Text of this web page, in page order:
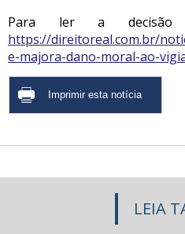
Para ler a decisão
https://direitoreal.com.br/
e-majora-dano-moral-ao-
LEIA